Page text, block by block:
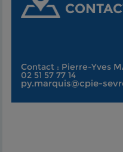
Contact : Pierre-Yves
02 51 57 77 14
py.marquis@cpie-